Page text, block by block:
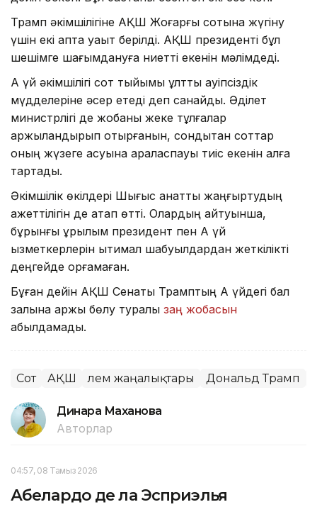
Трамп әкімшілігіне АҚШ Жоғарғы сотына жүгіну
үшін екі апта уақыт берілді. АҚШ президенті бұл
шешімге шағымдануға ниетті екенін мәлімдеді.
Ақ үй әкімшілігі сот тыйымы ұлттық қауіпсіздік
мүдделеріне әсер етеді деп санайды. Әділет
министрлігі де жобаны жеке тұлғалар
қаржыландырып отырғанын, сондықтан соттар
оның жүзеге асуына араласпауы тиіс екенін алға
тартады.
Әкімшілік өкілдері Шығыс қанатты жаңғыртудың
қажеттілігін де атап өтті. Олардың айтуынша,
бұрынғы құрылым президент пен Ақ үй
қызметкерлерін ықтимал шабуылдардан жеткілікті
деңгейде қорғамаған.
Бұған дейін АҚШ Сенаты Трамптың Ақ үйдегі бал
залына қаржы бөлу туралы заң жобасын
қабылдамады.
Сот АҚШ Әлем жаңалықтары Дональд Трамп
Динара Маханова
Авторлар
04:57, 08 Тамыз 2026
Абелардо де ла Эсприэлья